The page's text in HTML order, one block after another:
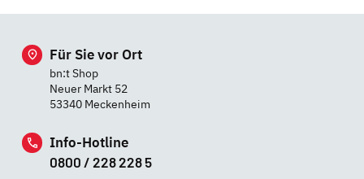
Für Sie vor Ort
bn:t Shop
Neuer Markt 52
53340 Meckenheim
Info-Hotline
0800 / 228 228 5